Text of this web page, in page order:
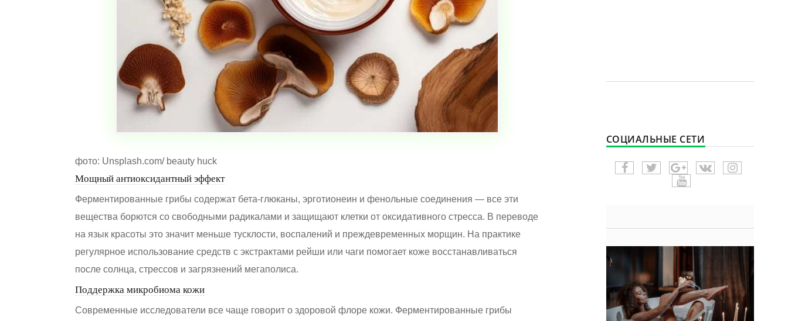
фото: Unsplash.com/ beauty huck
Мощный антиоксидантный эффект
Ферментированные грибы содержат бета-глюканы, эрготионеин и фенольные соединения — все эти
вещества борются со свободными радикалами и защищают клетки от оксидативного стресса. В переводе
на язык красоты это значит меньше тусклости, воспалений и преждевременных морщин. На практике
регулярное использование средств с экстрактами рейши или чаги помогает коже восстанавливаться
после солнца, стрессов и загрязнений мегаполиса.
Поддержка микробиома кожи
Современные исследователи все чаще говорит о здоровой флоре кожи. Ферментированные грибы
СОЦИАЛЬНЫЕ СЕТИ